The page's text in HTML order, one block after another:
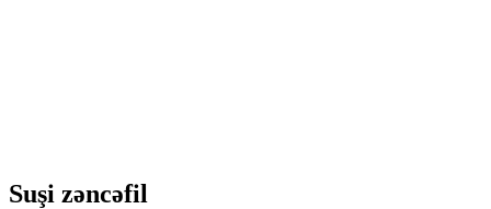
Suşi zəncəfil